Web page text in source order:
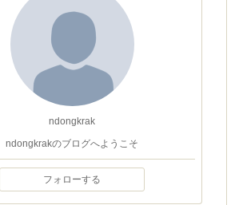
ndongkrak
ndongkrakのブログへようこそ
フォローする